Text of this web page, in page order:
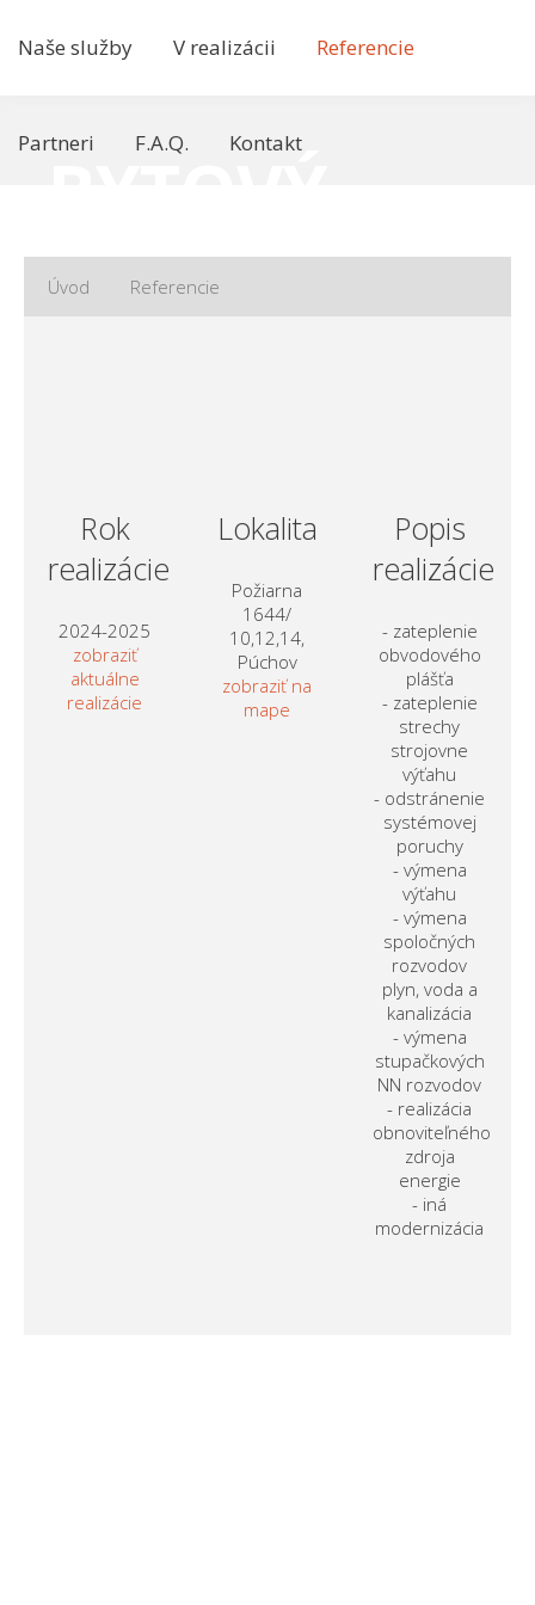
Naše služby V realizácii Referencie
Partneri F.A.Q. Kontakt
DOM
Úvod Referencie
Rok
realizácie
2024-2025
zobraziť
aktuálne
realizácie
Lokalita
Požiarna
1644/
10,12,14,
Púchov
zobraziť na
mape
Popis
realizácie
- zateplenie
obvodového
plášťa
- zateplenie
strechy
strojovne
výťahu
- odstránenie
systémovej
poruchy
- výmena
výťahu
- výmena
spoločných
rozvodov
plyn, voda a
kanalizácia
- výmena
stupačkových
NN rozvodov
- realizácia
obnoviteľného
zdroja
energie
- iná
modernizácia